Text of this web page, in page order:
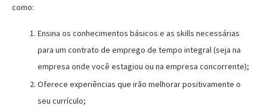
como:
Ensina os conhecimentos básicos e as skills necessárias
para um contrato de emprego de tempo integral (seja na
empresa onde você estagiou ou na empresa concorrente);
Oferece experiências que irão melhorar positivamente o
seu currículo;